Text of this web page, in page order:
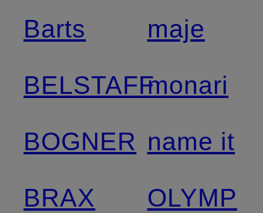
Barts
BELSTAFF
BOGNER
BRAX
maje
monari
name it
OLYMP